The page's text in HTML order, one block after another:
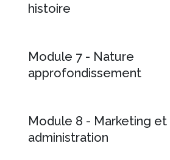
histoire
Module 7 - Nature
approfondissement
Module 8 - Marketing et
administration